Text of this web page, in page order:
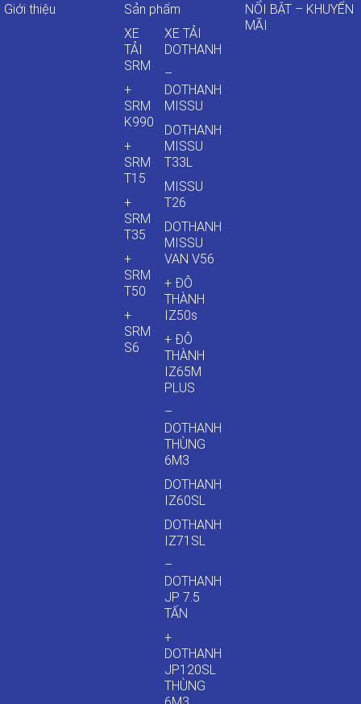
Giới thiệu
Sản phẩm
XE
TẢI
SRM
+
SRM
K990
+
SRM
T15
+
SRM
T35
+
SRM
T50
+
SRM
S6
XE TẢI
DOTHANH
–
DOTHANH
MISSU
DOTHANH
MISSU
T33L
MISSU
T26
DOTHANH
MISSU
VAN V56
+ ĐÔ
THÀNH
IZ50s
+ ĐÔ
THÀNH
IZ65M
PLUS
–
DOTHANH
THÙNG
6M3
DOTHANH
IZ60SL
DOTHANH
IZ71SL
–
DOTHANH
JP 7.5
TẤN
+
DOTHANH
JP120SL
THÙNG
NỔI BẬT – KHUYẾN
MÃI